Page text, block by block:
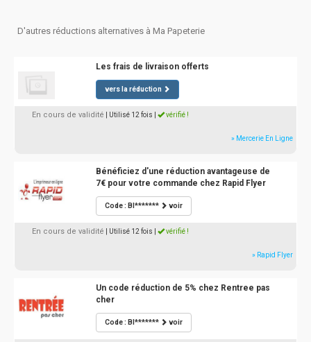
D'autres réductions alternatives à Ma Papeterie
Les frais de livraison offerts
vers la réduction
En cours de validité | Utilisé 12 fois vérifié !
» Mercerie En Ligne
Bénéficiez d'une réduction avantageuse de
7€ pour votre commande chez Rapid Flyer
Code : BI******* voir
En cours de validité | Utilisé 12 fois vérifié !
» Rapid Flyer
Un code réduction de 5% chez Rentree pas
cher
Code : BI******* voir